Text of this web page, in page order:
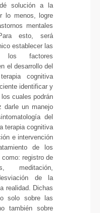
solución a la
lo menos, logre
mentales
esto, será
establecer las
los factores
el desarrollo del
cognitiva
identificar y
cuales podrán
darle un manejo
del
terapia cognitiva
e intervención
de los
registro de
meditación,
de la
realidad. Dichas
solo sobre las
también sobre